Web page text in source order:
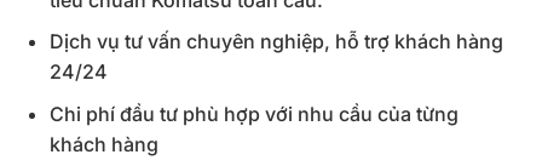
Dịch vụ tư vấn chuyên nghiệp, hỗ trợ khách hàng
24/24
Chi phí đầu tư phù hợp với nhu cầu của từng
khách hàng